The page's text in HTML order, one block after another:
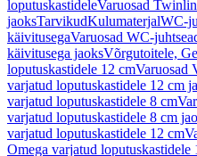
loputuskastideleVaruosad
jaoksTarvikudKulumaterjalWC-
käivitusegaVaruosad WC-
käivitusega jaoksVõrgutoitele,
loputuskastidele 12 cmVaruosad
varjatud loputuskastidele 12 cm
varjatud loputuskastidele 8 cm
varjatud loputuskastidele 8 cm
varjatud loputuskastidele 12 cm
Omega varjatud loputuskastidele